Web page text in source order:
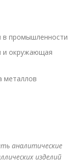
промышленности
и окружающая
металлов
аналитические
изделий